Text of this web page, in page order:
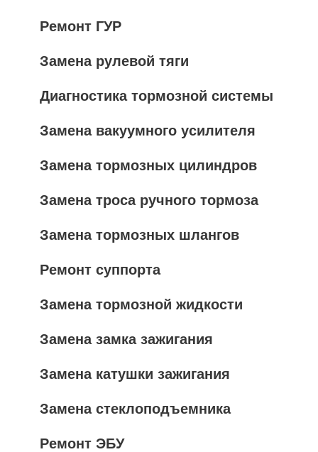
Ремонт ГУР
Замена рулевой тяги
Диагностика тормозной системы
Замена вакуумного усилителя
Замена тормозных цилиндров
Замена троса ручного тормоза
Замена тормозных шлангов
Ремонт суппорта
Замена тормозной жидкости
Замена замка зажигания
Замена катушки зажигания
Замена стеклоподъемника
Ремонт ЭБУ